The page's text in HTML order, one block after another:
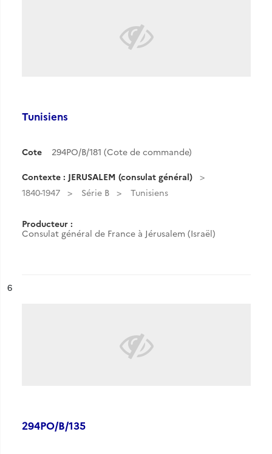
Tunisiens
Cote 294PO/B/181 (Cote de commande)
Contexte : JERUSALEM (consulat général)
1840-1947
Série B Tunisiens
Producteur :
Consulat général de France à Jérusalem (Israël)
n°
6
294PO/B/135